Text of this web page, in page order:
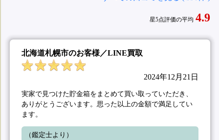
星5点評価の平均 4.9
北海道札幌市のお客様／LINE買取
2024年12月21日
実家で見つけた貯金箱をまとめて買い取っていただき、
ありがとうございます。思った以上の金額で満足してい
ます。
（鑑定士より）